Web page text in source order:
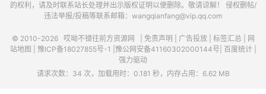
的权利，请及时联系站长处理并出示版权证明以便删除。敬请谅解！ 侵权删帖/
违法举报/投稿等联系邮箱：wangqianfang@vip.qq.com
© 2010-2026 哎呦不错往前方资源网 免责声明 广告投放| 标签汇总|
网
站地图
豫ICP备18027855号-1 豫公网安备41160302000144号 百度统计|
强力驱动
请求次数：34 次，加载用时：0.181 秒，内存占用：6.62 MB